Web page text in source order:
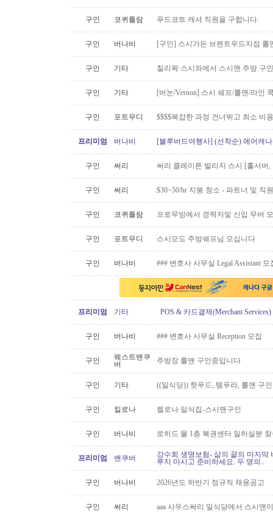
구인 코퀴틀람 푸드코트 캐셔 직원을 구합니다.
구인 버나비 [구인] 스시가든 브렌트우드지점 롤
구인 기타 칠리왁 스시와에서 스시맨 주방 구
구인 기타 [버논/Vernon] 스시 쉐프/롤맨/라인
구인 포트무디 $$$$복잡한 과정 건너뛰고 최소 비
프리미엄 버나비 [블루버드여행사] (선착순) 에어캐
구인 써리 써리 클레이튼 빌리지 스시 [홀서버
구인 써리 $30~50/hr 지붕 청소 - 파트너 및 직
구인 코퀴틀람 프로무빙에서 경력자및 신입 무버
구인 포트무디 스시모도 주방쉐프님 모십니다
구인 버나비 ### 변호사 사무실 Legal Assistant 모
프리미엄 기타 POS & 카드결제(Merchant
구인 버나비 ### 변호사 사무실 Reception 모집
구인
웨스트밴쿠
버
주방장 롤맨 구인중입니다
구인 기타 ((일식당)) 핫푸드, 템푸라, 롤맨 구
구인 킬로나 켈로나 일식집-스시맨구인
구인 버나비 로히드 몰 1층 복권센터 일하실분
프리미엄 밴쿠버
강수희 생명보험- 삶의 끝의 마지막
루지 마시고 준비하세요. 두 명의..
구인 버나비 2026년도 하반기 정규직 채용공고
구인 써리 aaa 사우스써리 일식당에서 스시맨